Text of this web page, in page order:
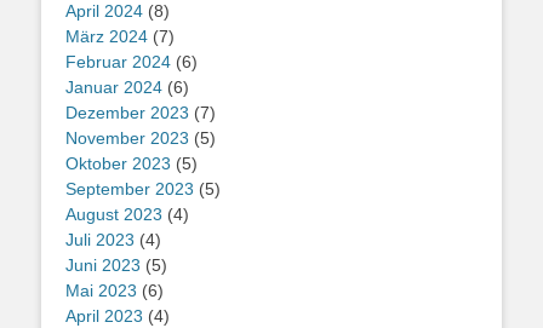
April 2024 (8)
März 2024 (7)
Februar 2024 (6)
Januar 2024 (6)
Dezember 2023 (7)
November 2023 (5)
Oktober 2023 (5)
September 2023 (5)
August 2023 (4)
Juli 2023 (4)
Juni 2023 (5)
Mai 2023 (6)
April 2023 (4)